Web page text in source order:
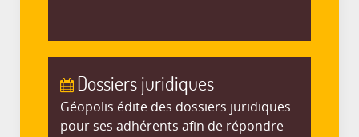
Dossiers juridiques
Géopolis édite des dossiers juridiques
pour ses adhérents afin de répondre